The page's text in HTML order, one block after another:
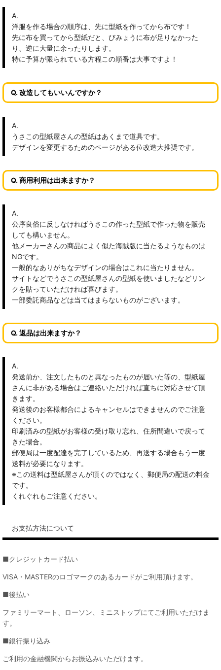
A.
洋服を作る場合の順序は、先に型紙を作ってから布です！
先に布を買ってから型紙だと、びみょうに布が足りなかった
り、逆に大量に余ったりします。
特に予算が限られている方程この順番は大事ですよ！
Q. 改造してもいいんですか？
A.
うさこの型紙屋さんの型紙はあくまで道具です。
デザインを変更するためのページがある位改造大推奨です。
Q. 商用利用は出来ますか？
A.
公序良俗に反しなければうさこの作った型紙で作った物を販売
しても構いません。
他メーカーさんの商品によく似た海賊版に当たるようなものは
NGです。
一般的なありがちなデザインの場合はこれに当たりません。
サイトなどでうさこの型紙屋さんの型紙を使いましたなどリン
クを貼っていただければ喜びます。
一部委託商品などは当てはまらないものがございます。
Q. 返品は出来ますか？
A.
発送前か、注文したものと異なったものが届いた等の、型紙屋
さんに非がある場合はご連絡いただければ直ちに対応させて頂
きます。
発送後のお客様都合によるキャンセルはできませんのでご注意
ください。
印刷済みの型紙がお客様の受け取り忘れ、住所間違いで戻って
きた場合。
郵便局は一度配達を完了しているため、再送する場合もう一度
送料が必要になります。
※この送料は型紙屋さんが頂くのではなく、郵便局の配送の料金
です。
くれぐれもご注意ください。
お支払方法について
■クレジットカード払い
VISA・MASTERのロゴマークのあるカードがご利用頂けます。
■後払い
ファミリーマート、ローソン、ミニストップにてご利用いただけま
す。
■銀行振り込み
ご利用の金融機関からお振込みいただけます。